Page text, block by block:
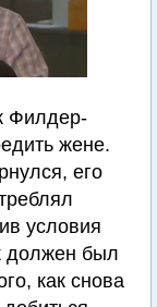
Филдер-
жене.
его
условия
должен был
как снова